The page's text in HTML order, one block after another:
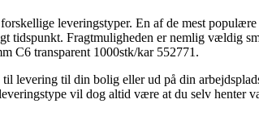
leveringstyper. En af de mest
tidspunkt. Fragtmuligheden er nemlig vældig
C6 transparent 1000stk/kar 552771.
levering til din bolig eller ud på din
vil dog altid være at du selv henter